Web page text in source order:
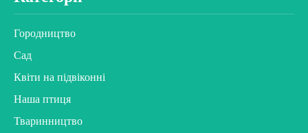
Городництво
Сад
Квіти на підвіконні
Наша птиця
Тваринництво